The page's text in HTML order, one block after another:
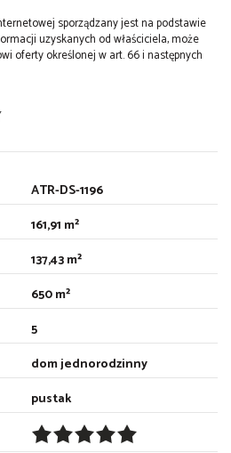
sporządzany jest na podstawie
uzyskanych od właściciela, może
oferty określonej w art. 66 i następnych
ATR-DS-1196
161,91 m²
137,43 m²
650 m²
5
dom jednorodzinny
pustak